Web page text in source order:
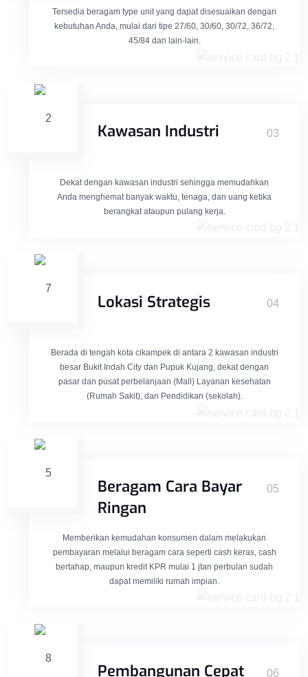
Tersedia beragam type unit yang dapat disesuaikan dengan
kebutuhan Anda, mulai dari tipe 27/60, 30/60, 30/72, 36/72,
45/84 dan lain-lain.
Kawasan Industri 03
Dekat dengan kawasan industri sehingga memudahkan
Anda menghemat banyak waktu, tenaga, dan uang ketika
berangkat ataupun pulang kerja.
Lokasi Strategis 04
Berada di tengah kota cikampek di antara 2 kawasan industri
besar Bukit Indah City dan Pupuk Kujang, dekat dengan
pasar dan pusat perbelanjaan (Mall) Layanan kesehatan
(Rumah Sakit), dan Pendidikan (sekolah).
Beragam Cara Bayar
Ringan
05
Memberikan kemudahan konsumen dalam melakukan
pembayaran melalui beragam cara seperti cash keras, cash
bertahap, maupun kredit KPR mulai 1 jtan perbulan sudah
dapat memiliki rumah impian.
Pembangunan Cepat 06